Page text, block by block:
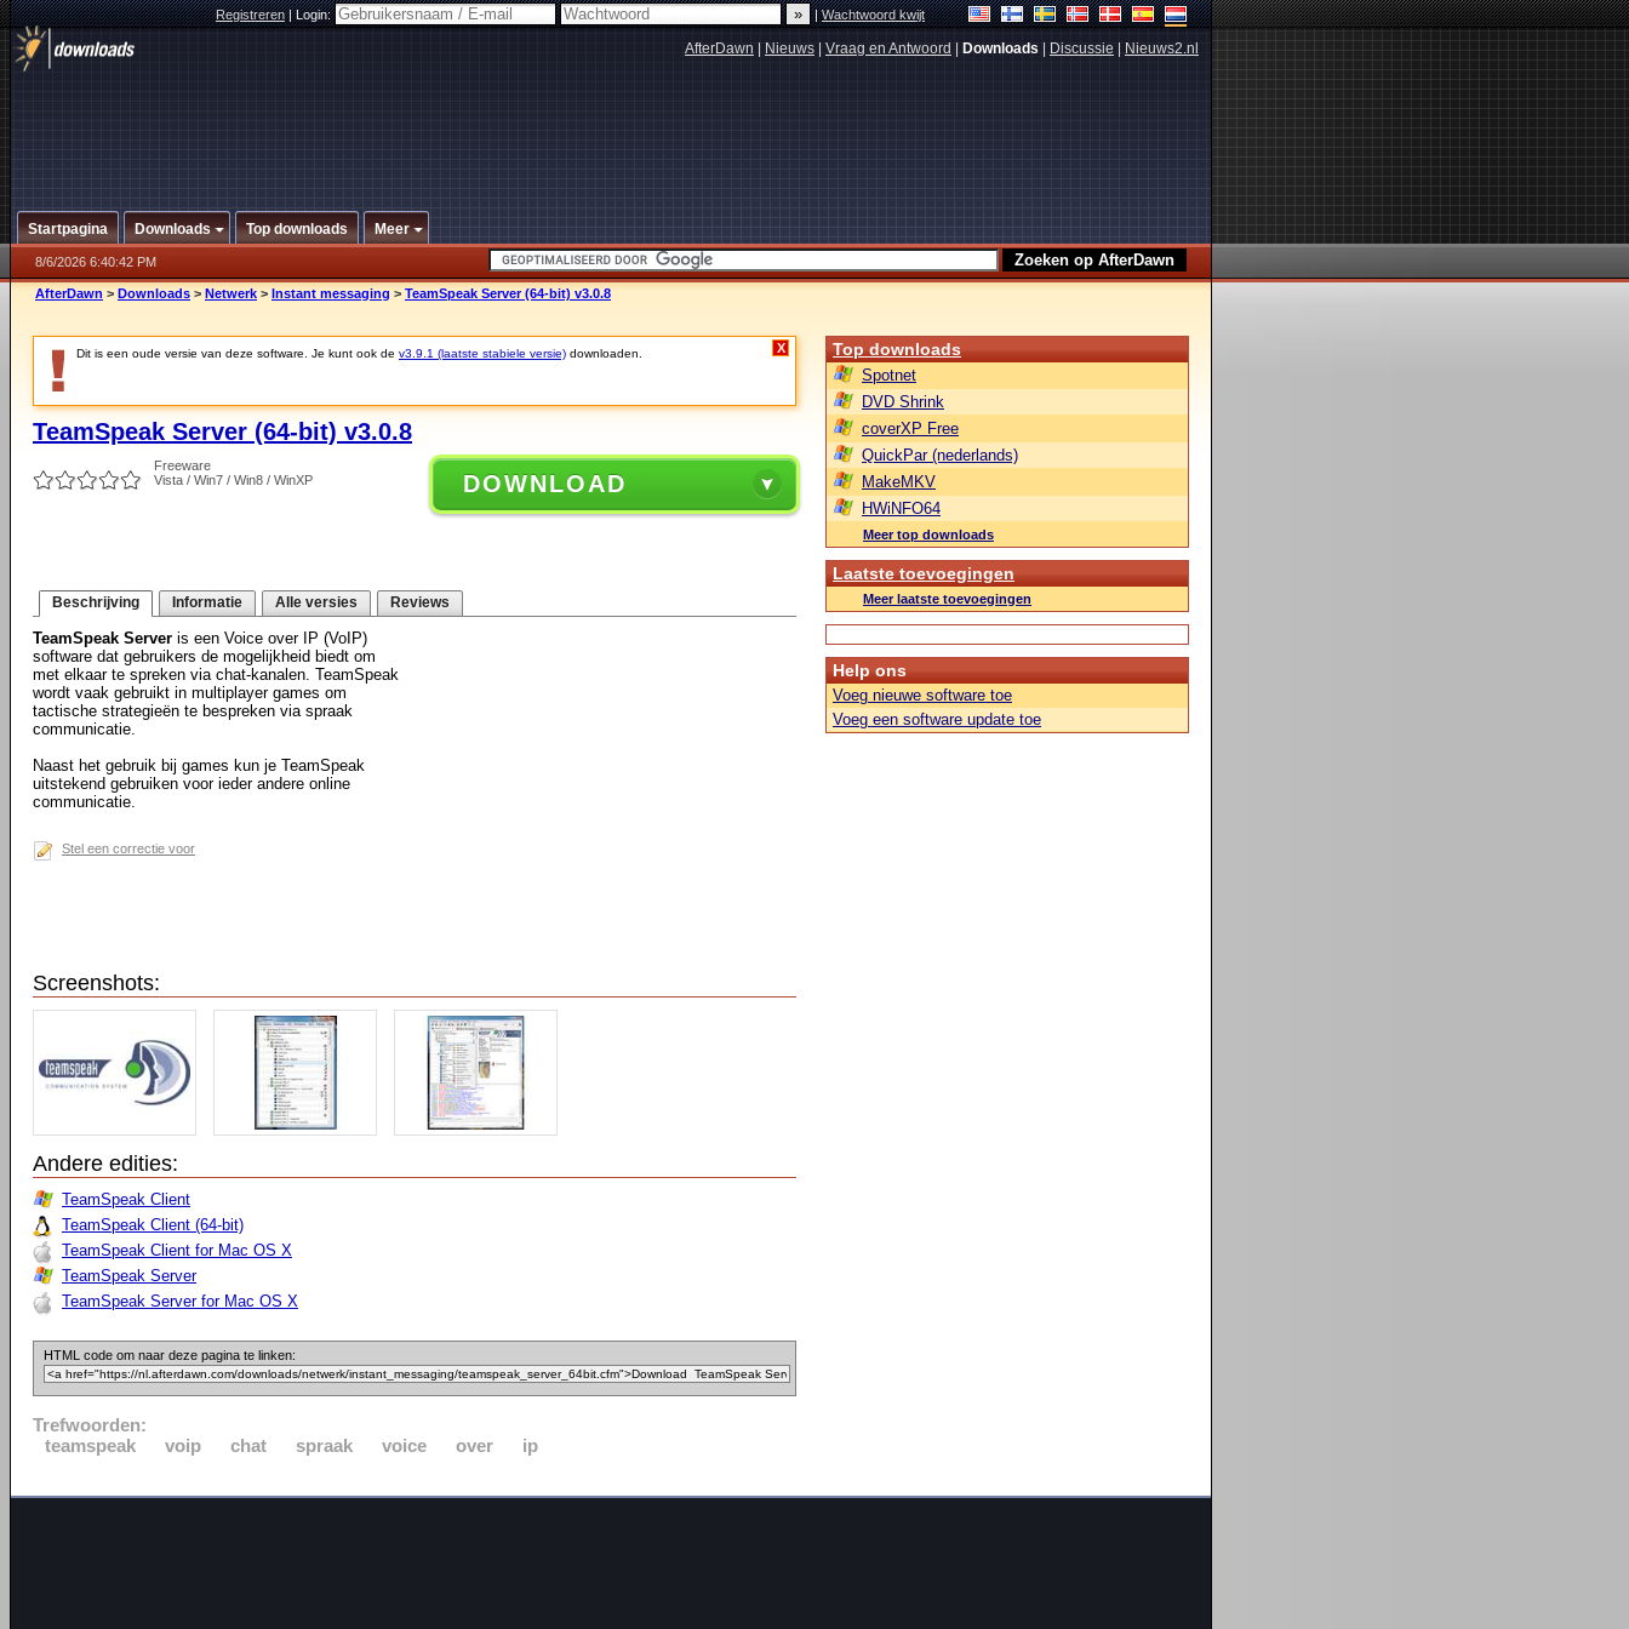
Registreren|Login: |Wachtwoord kwijt
AfterDawn Nieuws Vraag en Antwoord Downloads Discussie Nieuws2.nl
Startpagina Downloads Top downloads Meer
8/6/2026 6:40:42 PM
AfterDawn > Downloads > Netwerk > Instant messaging > TeamSpeak Server (64-bit) v3.0.8
Dit is een oude versie van deze software. Je kunt ook de v3.9.1 (laatste stabiele versie) downloaden. X
TeamSpeak Server (64-bit) v3.0.8
Freeware
Vista / Win7 / Win8 / WinXP
DOWNLOAD
Beschrijving Informatie Alle versies Reviews
TeamSpeak Server is een Voice over IP (VoIP)
software dat gebruikers de mogelijkheid biedt om
met elkaar te spreken via chat-kanalen. TeamSpeak
wordt vaak gebruikt in multiplayer games om
tactische strategieën te bespreken via spraak
communicatie.
Naast het gebruik bij games kun je TeamSpeak
uitstekend gebruiken voor ieder andere online
communicatie.
Stel een correctie voor
Screenshots:
Andere edities:
TeamSpeak Client
TeamSpeak Client (64-bit)
TeamSpeak Client for Mac OS X
TeamSpeak Server
TeamSpeak Server for Mac OS X
HTML code om naar deze pagina te linken:
Trefwoorden:
teamspeak
voip chat spraak voice over ip
Top downloads
Spotnet
DVD Shrink
coverXP Free
QuickPar (nederlands)
MakeMKV
HWiNFO64
Meer top downloads
Laatste toevoegingen
Meer laatste toevoegingen
Help ons
Voeg nieuwe software toe
Voeg een software update toe